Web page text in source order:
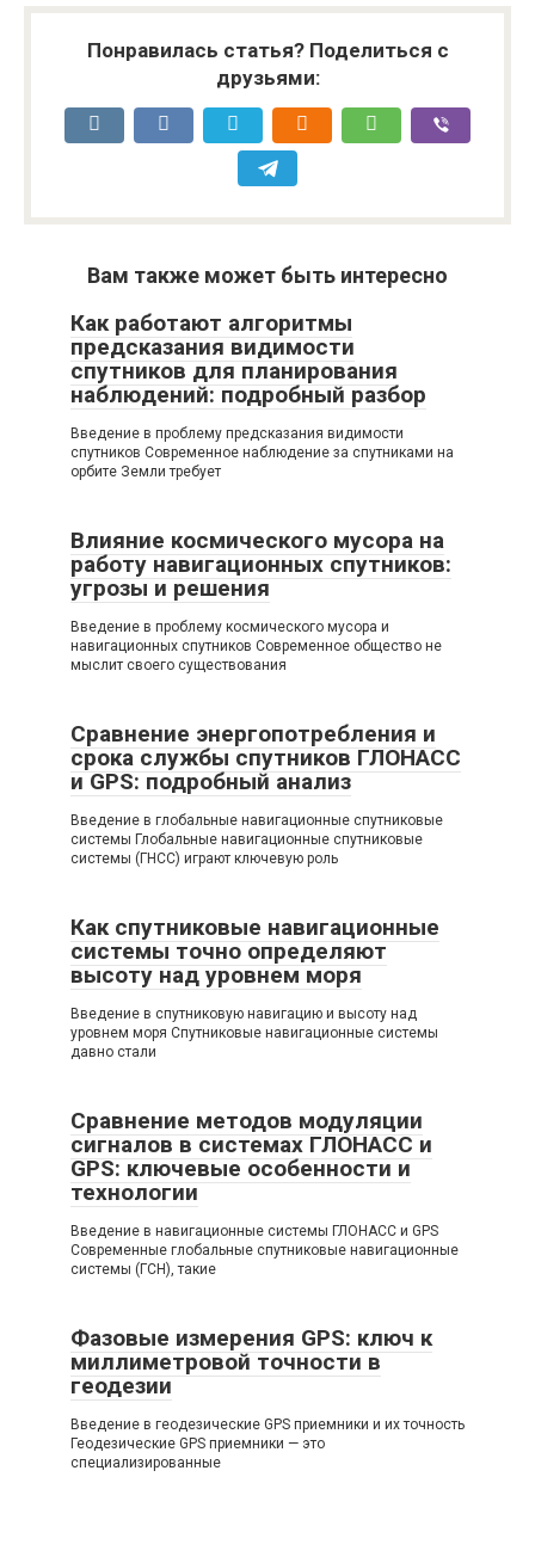
Понравилась статья? Поделиться с
друзьями:
Вам также может быть интересно
Как работают алгоритмы
предсказания видимости
спутников для планирования
наблюдений: подробный разбор
Введение в проблему предсказания видимости
спутников Современное наблюдение за спутниками на
орбите Земли требует
Влияние космического мусора на
работу навигационных спутников:
угрозы и решения
Введение в проблему космического мусора и
навигационных спутников Современное общество не
мыслит своего существования
Сравнение энергопотребления и
срока службы спутников ГЛОНАСС
и GPS: подробный анализ
Введение в глобальные навигационные спутниковые
системы Глобальные навигационные спутниковые
системы (ГНСС) играют ключевую роль
Как спутниковые навигационные
системы точно определяют
высоту над уровнем моря
Введение в спутниковую навигацию и высоту над
уровнем моря Спутниковые навигационные системы
давно стали
Сравнение методов модуляции
сигналов в системах ГЛОНАСС и
GPS: ключевые особенности и
технологии
Введение в навигационные системы ГЛОНАСС и GPS
Современные глобальные спутниковые навигационные
системы (ГСН), такие
Фазовые измерения GPS: ключ к
миллиметровой точности в
геодезии
Введение в геодезические GPS приемники и их точность
Геодезические GPS приемники — это
специализированные